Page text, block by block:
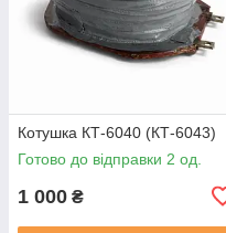
Котушка КТ-6040 (КТ-6043)
Готово до відправки 2 од.
1 000 ₴